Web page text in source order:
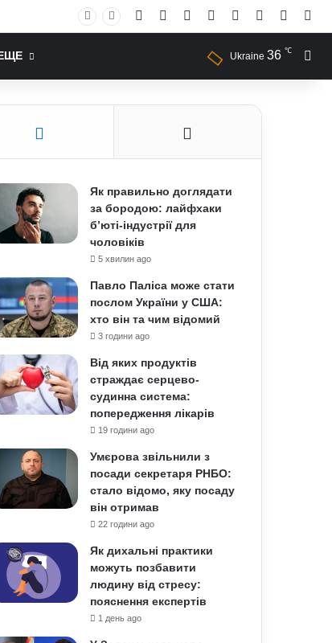
Facebook YouTubeInstagram
RSS Log In
Ukraine 36 ℃
Як правильно доглядати
за бородою: лайфхаки
б’юті-індустрії для
чоловіків
5 хвилин ago
Павло Паліса може стати
послом України у США:
хто він та чим відомий
3 години ago
Від яких продуктів
страждає серцево-
судинна система:
попередження лікарів
19 години ago
Умєрова звільнили з
посади секретаря РНБО:
стало відомо, яку посаду
він отримав
22 години ago
Як дихальні практики
можуть позбавити
людину від стресу:
пояснення експертів
1 день ago